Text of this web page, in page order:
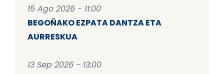
15 Ago 2026 - 11:00
BEGOÑAKO EZPATA DANTZA ETA
AURRESKUA
13 Sep 2026 - 13:00